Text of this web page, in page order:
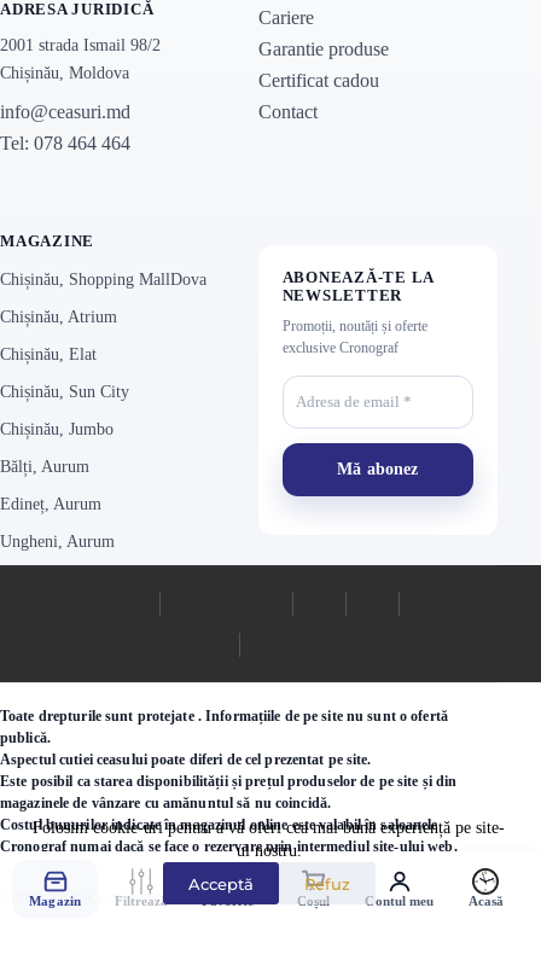
Folosim cookie-uri pentru a vă oferi cea mai bună experiență pe site-
ul nostru.
Acceptă Refuz
ADRESA JURIDICĂ
2001 strada Ismail 98/2
Chișinău, Moldova
info@ceasuri.md
Tel: 078 464 464
Cariere
Garantie produse
Certificat cadou
Contact
MAGAZINE
Chișinău, Shopping MallDova
Chișinău, Atrium
Chișinău, Elat
Chișinău, Sun City
Chișinău, Jumbo
Bălți, Aurum
Edineț, Aurum
Ungheni, Aurum
ABONEAZĂ-TE LA
NEWSLETTER
Promoții, noutăți și oferte
exclusive Cronograf
Toate drepturile sunt protejate . Informațiile de pe site nu sunt o ofertă
publică.
Aspectul cutiei ceasului poate diferi de cel prezentat pe site.
Este posibil ca starea disponibilității și prețul produselor de pe site și din
magazinele de vânzare cu amănuntul să nu coincidă.
Costul bunurilor indicate în magazinul online este valabil în saloanele
Cronograf numai dacă se face o rezervare prin intermediul site-ului web.
©2000 - 2026 Ceasuri.md
Magazin Filtrează Coșul Contul meu Acasă